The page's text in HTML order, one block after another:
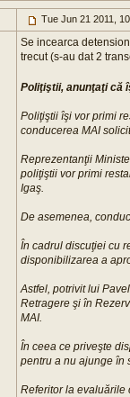
Tue Jun 21 2011,
Se incearca
trecut (s-au dat 2
Poliţiştii, anunţaţi că
Poliţiştii îşi vor primi
conducerea MAI
Reprezentanţii
poliţiştii vor primi
Igaş.
De asemenea,
În cadrul discuţiei cu
disponibilizarea a
Astfel, potrivit lui
Retragere şi în
MAI.
În ceea ce priveşte
pentru a nu ajunge în
Referitor la evaluările